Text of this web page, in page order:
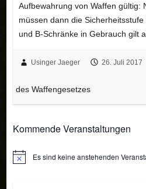
Aufbewahrung von Waffen gültig:
müssen dann die
und B-Schränke in Gebrauch gilt
Usinger Jaeger 26. Juli 2017
des Waffengesetzes
Kommende Veranstaltungen
H
Es sind keine anstehenden